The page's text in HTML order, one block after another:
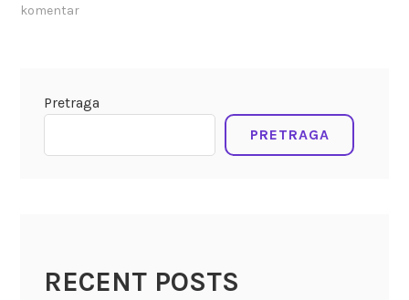
komentar
Pretraga
PRETRAGA
RECENT POSTS